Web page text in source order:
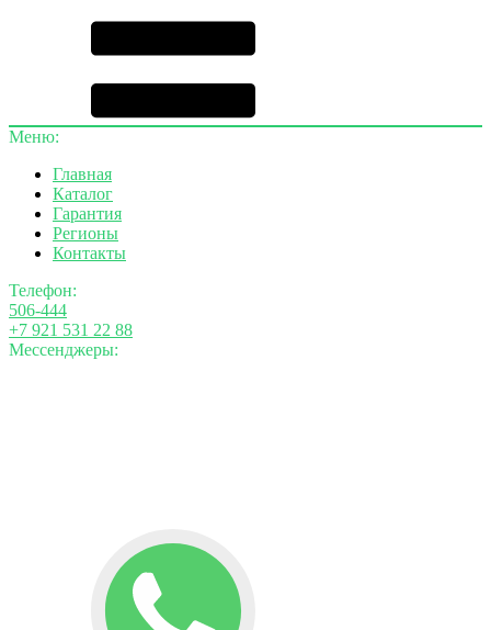
Меню:
Главная
Каталог
Гарантия
Регионы
Контакты
Телефон:
506-444
+7 921 531 22 88
Мессенджеры: